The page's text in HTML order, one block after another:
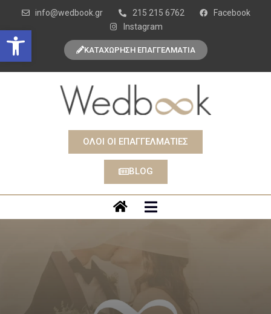
Open toolbar
info@wedbook.gr 215 215 6762
Facebook
Instagram
ΚΑΤΑΧΩΡΗΣΗ ΕΠΑΓΓΕΛΜΑΤΙΑ
ΟΛΟΙ ΟΙ ΕΠΑΓΓΕΛΜΑΤΙΕΣ
BLOG